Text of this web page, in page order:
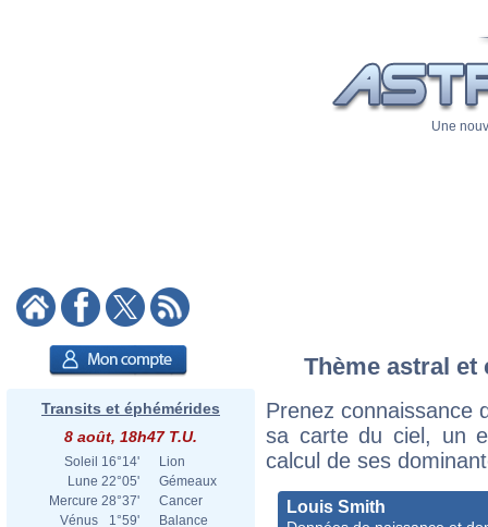
Une
Transits et éphémérides
8 août, 18h47 T.U.
Soleil 16°14'
Lion
Lune 22°05'
Gémeaux
Mercure 28°37'
Cancer
Vénus
1°59'
Balance
Thème astral et
Prenez connaissance
sa carte du ciel, un
calcul de ses
Louis Smith